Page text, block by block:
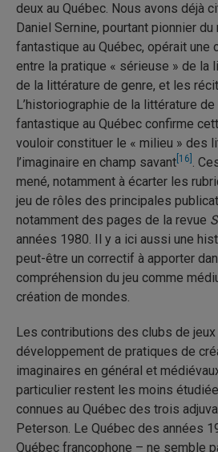
deux au Québec. Nous avons déjà
Daniel Sernine, pourtant pionnier
fantastique au Québec, opérait une
entre la pratique « sérieuse » de la
de la littérature de genre, et les
L’historiographie de la littérature
fantastique au Québec confirme
vouloir constituer le « milieu » des
l’imaginaire en champ savant [16] .
mené, notamment à écarter les
jeu de rôles des principales
notamment des pages de la revue
années 1980. Il y a ici aussi une
peut-être un correctif à apporter
compréhension du jeu comme
création de mondes.
Les contributions des clubs de
développement de pratiques de
imaginaires en général et
particulier restent les moins
connues au Québec des trois
Peterson. Le Québec des années
Québec francophone – ne semble